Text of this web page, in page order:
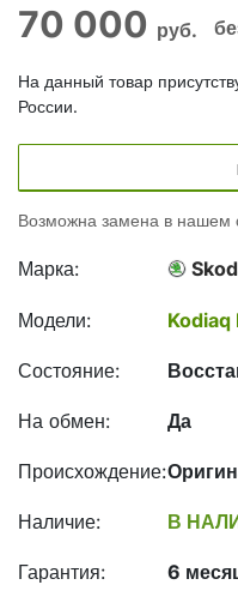
70 000 руб.
На данный товар
России.
Возможна замена в нашем
Марка:
Модели: Kodiaq
Состояние:
На обмен: Да
Происхождение:
Наличие: В
Гарантия: 6